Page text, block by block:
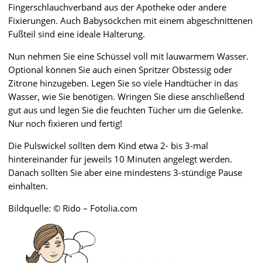
Fingerschlauchverband aus der Apotheke oder andere
Fixierungen. Auch Babysöckchen mit einem abgeschnittenen
Fußteil sind eine ideale Halterung.
Nun nehmen Sie eine Schüssel voll mit lauwarmem Wasser.
Optional können Sie auch einen Spritzer Obstessig oder
Zitrone hinzugeben. Legen Sie so viele Handtücher in das
Wasser, wie Sie benötigen. Wringen Sie diese anschließend
gut aus und legen Sie die feuchten Tücher um die Gelenke.
Nur noch fixieren und fertig!
Die Pulswickel sollten dem Kind etwa 2- bis 3-mal
hintereinander für jeweils 10 Minuten angelegt werden.
Danach sollten Sie aber eine mindestens 3-stündige Pause
einhalten.
Bildquelle: © Rido – Fotolia.com